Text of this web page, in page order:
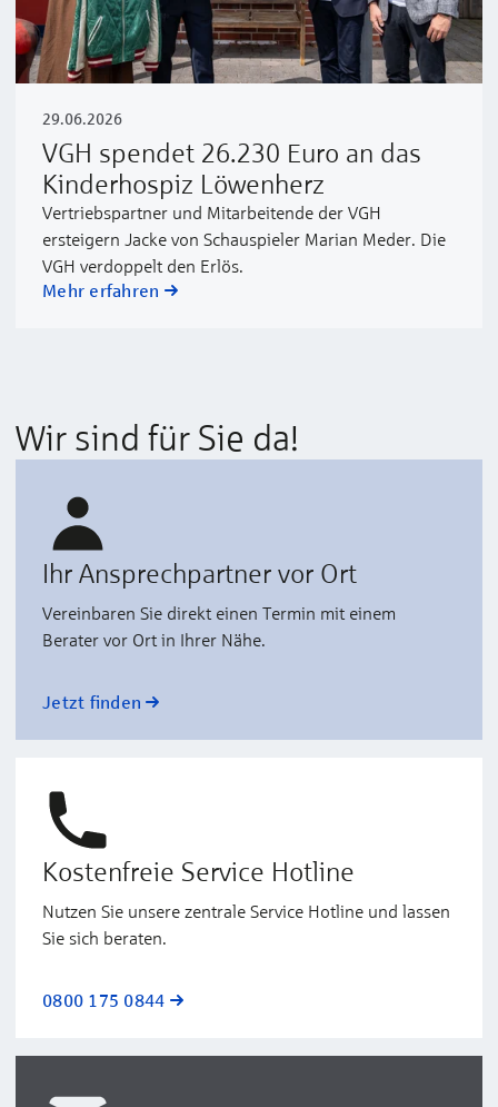
29.06.2026
VGH spendet 26.230 Euro an das
Kinderhospiz Löwenherz
Vertriebspartner und Mitarbeitende der VGH
ersteigern Jacke von Schauspieler Marian Meder. Die
VGH verdoppelt den Erlös.
Mehr erfahren
Wir sind für Sie da!
Ihr Ansprechpartner vor Ort
Vereinbaren Sie direkt einen Termin mit einem
Berater vor Ort in Ihrer Nähe.
Jetzt finden
Kostenfreie Service Hotline
Nutzen Sie unsere zentrale Service Hotline und lassen
Sie sich beraten.
0800 175 0844